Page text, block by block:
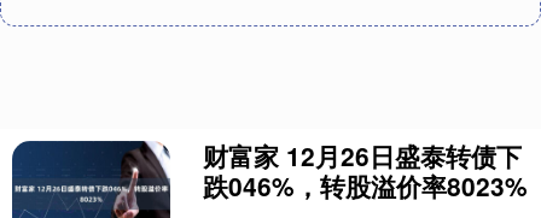
财富家 12月26日盛泰转债下
跌046%，转股溢价率8023%